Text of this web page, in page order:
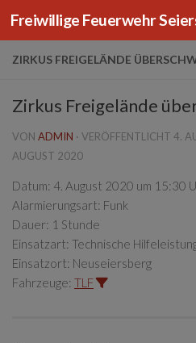
Zum Inhalt springen
Freiwillige Feuerwehr
ZIRKUS FREIGELÄNDE
Zirkus Freigelände
VON ADMIN · VERÖFFENTLICHT 4.
AUGUST 2020
Datum: 4. August 2020 um 15:30
Alarmierungsart: Funk
Dauer: 1 Stunde
Einsatzart: Technische
Einsatzort: Neuseiersberg
Fahrzeuge: TLF